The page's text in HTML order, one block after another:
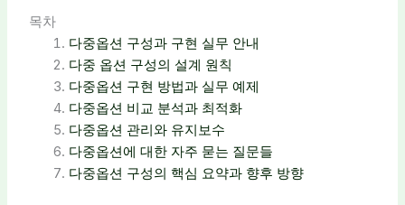
목차
다중옵션 구성과 구현 실무 안내
다중 옵션 구성의 설계 원칙
다중옵션 구현 방법과 실무 예제
다중옵션 비교 분석과 최적화
다중옵션 관리와 유지보수
다중옵션에 대한 자주 묻는 질문들
다중옵션 구성의 핵심 요약과 향후 방향